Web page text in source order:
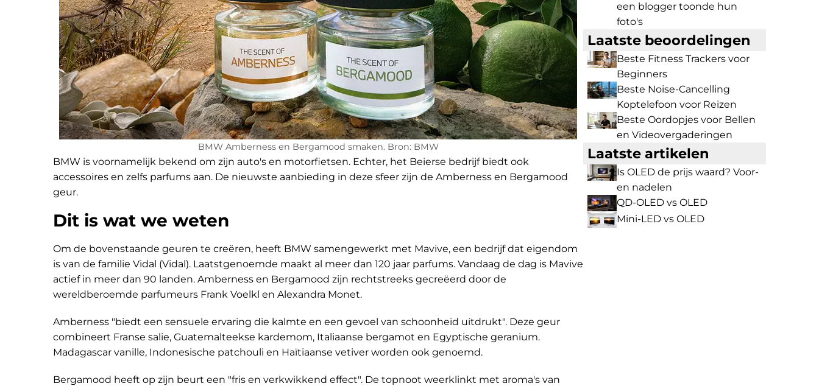
BMW Amberness en Bergamood smaken. Bron: BMW
BMW is voornamelijk bekend om zijn auto's en motorfietsen. Echter, het Beierse bedrijf biedt ook
accessoires en zelfs parfums aan. De nieuwste aanbieding in deze sfeer zijn de Amberness en Bergamood
geur.
Dit is wat we weten
Om de bovenstaande geuren te creëren, heeft BMW samengewerkt met Mavive, een bedrijf dat eigendom
is van de familie Vidal (Vidal). Laatstgenoemde maakt al meer dan 120 jaar parfums. Vandaag de dag is Mavive
actief in meer dan 90 landen. Amberness en Bergamood zijn rechtstreeks gecreëerd door de
wereldberoemde parfumeurs Frank Voelkl en Alexandra Monet.
Amberness "biedt een sensuele ervaring die kalmte en een gevoel van schoonheid uitdrukt". Deze geur
combineert Franse salie, Guatemalteekse kardemom, Italiaanse bergamot en Egyptische geranium.
Madagascar vanille, Indonesische patchouli en Haïtiaanse vetiver worden ook genoemd.
Bergamood heeft op zijn beurt een "fris en verkwikkend effect". De topnoot weerklinkt met aroma's van
een blogger toonde hun
foto's
Laatste beoordelingen
Beste Fitness Trackers voor
Beginners
Beste Noise-Cancelling
Koptelefoon voor Reizen
Beste Oordopjes voor Bellen
en Videovergaderingen
Laatste artikelen
Is OLED de prijs waard? Voor-
en nadelen
QD-OLED vs OLED
Mini-LED vs OLED